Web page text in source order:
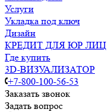
Услуги
Укладка под ключ
Дизайн
КРЕДИТ ДЛЯ ЮР ЛИЦ
Где купить
3D-ВИЗУАЛИЗАТОР
+7-800-100-56-53
Заказать звонок
Задать вопрос